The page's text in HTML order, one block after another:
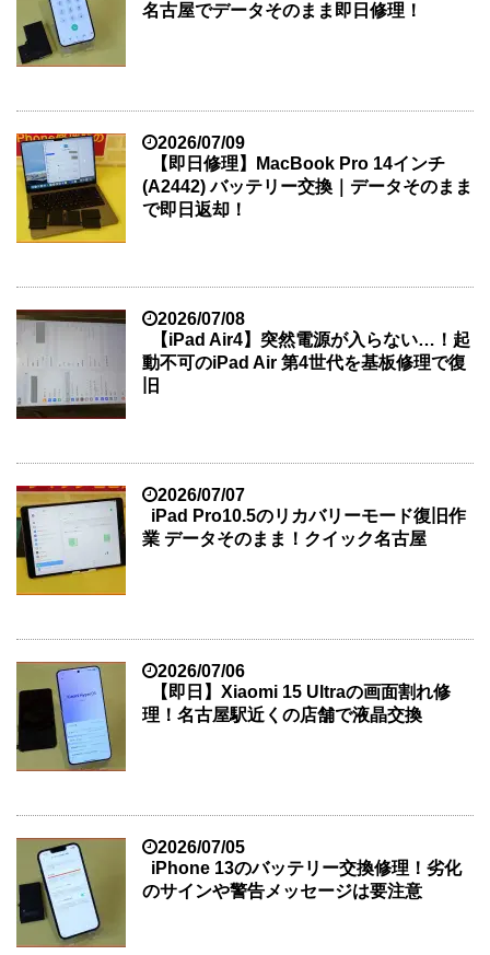
名古屋でデータそのまま即日修理！
2026/07/09
【即日修理】MacBook Pro 14インチ
(A2442) バッテリー交換｜データそのまま
で即日返却！
2026/07/08
【iPad Air4】突然電源が入らない…！起
動不可のiPad Air 第4世代を基板修理で復
旧
2026/07/07
iPad Pro10.5のリカバリーモード復旧作
業 データそのまま！クイック名古屋
2026/07/06
【即日】Xiaomi 15 Ultraの画面割れ修
理！名古屋駅近くの店舗で液晶交換
2026/07/05
iPhone 13のバッテリー交換修理！劣化
のサインや警告メッセージは要注意